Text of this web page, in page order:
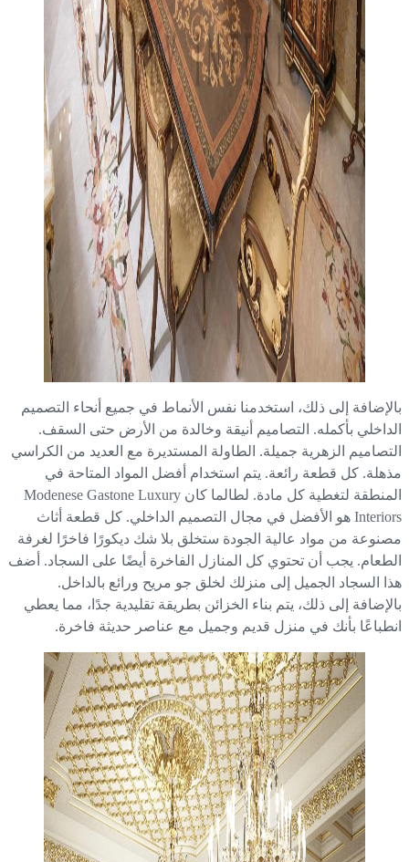
إلى ذلك، استخدمنا نفس الأنماط في جميع أنحاء التصميم
بأكمله. التصاميم أنيقة وخالدة من الأرض حتى السقف.
الزهرية جميلة. الطاولة المستديرة مع العديد من الكراسي
كل قطعة رائعة. يتم استخدام أفضل المواد المتاحة في
المنطقة لتغطية كل مادة. لطالما كان Modenese Gastone Luxury
Interiors هو الأفضل في مجال التصميم الداخلي. كل قطعة أثاث
من مواد عالية الجودة ستخلق بلا شك ديكورًا فاخرًا لغرفة
يجب أن تحتوي كل المنازل الفاخرة أيضًا على السجاد. أضف
السجاد الجميل إلى منزلك لخلق جو مريح ورائع بالداخل.
إلى ذلك، يتم بناء الخزائن بطريقة تقليدية جدًا، مما يعطي
بأنك في منزل قديم وجميل مع عناصر حديثة فاخرة.